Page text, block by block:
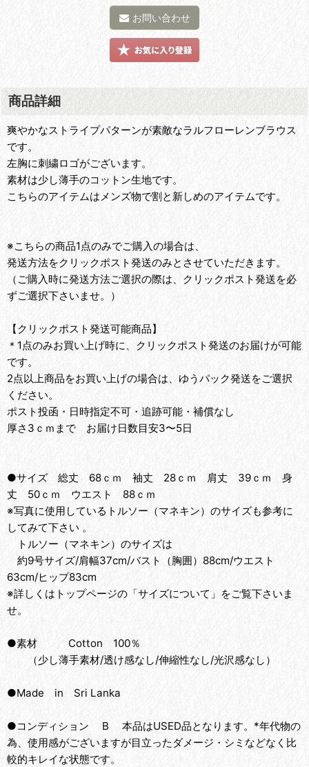
お問い合わせ
商品詳細
爽やかなストライプパターンが素敵なラルフローレンブラウス
です。
左胸に刺繍ロゴがございます。
素材は少し薄手のコットン生地です。
こちらのアイテムはメンズ物で割と新しめのアイテムです。
※こちらの商品1点のみでご購入の場合は、
発送方法をクリックポスト発送のみとさせていただきます。
（ご購入時に発送方法ご選択の際は、クリックポスト発送を必
ずご選択下さいませ。）
【クリックポスト発送可能商品】
＊1点のみお買い上げ時に、クリックポスト発送のお届けが可能
です。
2点以上商品をお買い上げの場合は、ゆうパック発送をご選択
ください。
ポスト投函・日時指定不可・追跡可能・補償なし
厚さ3ｃｍまで お届け日数目安3〜5日
●サイズ 総丈 68ｃｍ 袖丈 28ｃｍ 肩丈 39ｃｍ 身
丈 50ｃｍ ウエスト 88ｃｍ
※写真に使用しているトルソー（マネキン）のサイズも参考に
してみて下さい 。
トルソー（マネキン）のサイズは
約9号サイズ/肩幅37cm/バスト（胸囲）88cm/ウエスト
63cm/ヒップ83cm
※詳しくはトップページの「サイズについて」をご覧下さいま
せ。
●素材 Cotton 100％
（少し薄手素材/透け感なし/伸縮性なし/光沢感なし）
●Made in Sri Lanka
●コンディション B 本品はUSED品となります。*年代物の
為、使用感がございますが目立ったダメージ・シミなどなく比
較的キレイな状態です。